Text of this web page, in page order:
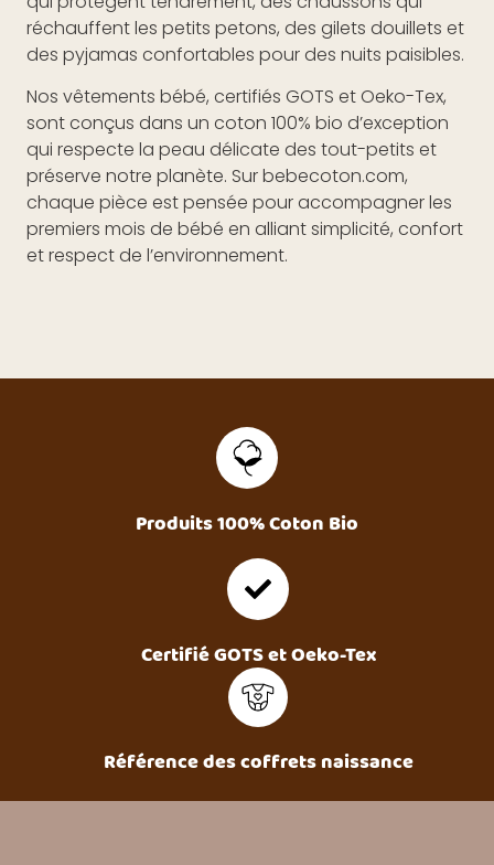
réchauffent les petits petons, des gilets douillets et
des pyjamas confortables pour des nuits paisibles.
Nos vêtements bébé, certifiés GOTS et Oeko-Tex,
sont conçus dans un coton 100% bio d’exception
qui respecte la peau délicate des tout-petits et
préserve notre planète. Sur bebecoton.com,
chaque pièce est pensée pour accompagner les
premiers mois de bébé en alliant simplicité, confort
et respect de l’environnement.
Produits 100% Coton Bio
Certifié GOTS et Oeko-Tex
Référence des coffrets naissance